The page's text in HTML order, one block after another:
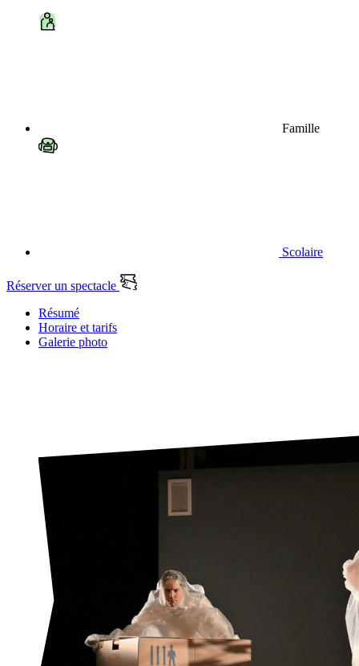
Famille
Scolaire
Réserver un spectacle
Résumé
Horaire et tarifs
Galerie photo